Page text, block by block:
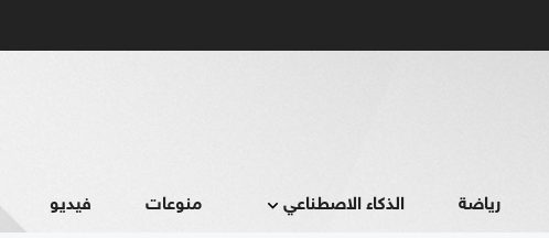
رياضة الذكاء الاصطناعي منوعات فيديو